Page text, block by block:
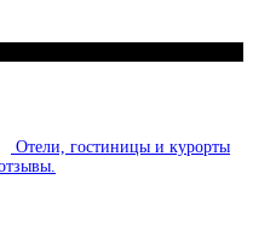
Отели, гостиницы и курорты